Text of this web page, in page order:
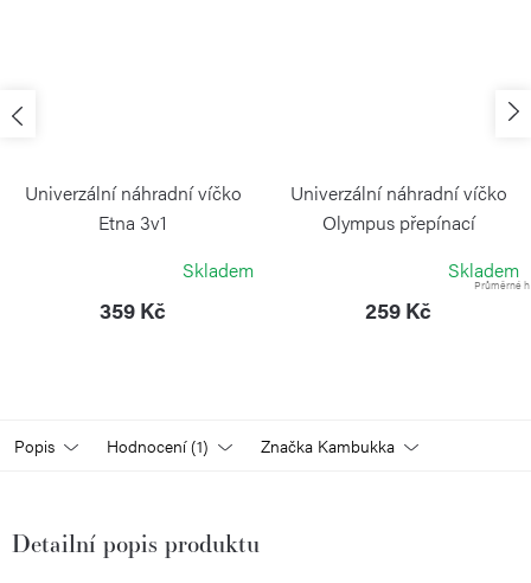
Univerzální náhradní víčko
Etna 3v1
Skladem
359 Kč
Univerzální náhradní víčko
Olympus přepínací
Skladem
259 Kč
Průměrné
Popis Hodnocení (1) Značka Kambukka
Detailní popis produktu